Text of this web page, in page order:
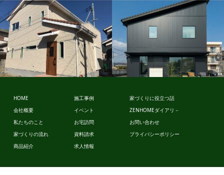
ビュッフェ
スタイル
スタイルデ
ザイン
HOME
会社概要
私たちのこと
家づくりの流れ
商品紹介
施工事例
イベント
お宅訪問
資料請求
求人情報
家づくりに役立つ話
ZENHOMEダイアリ－
お問い合わせ
プライバシーポリシー